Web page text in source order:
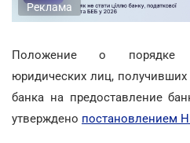
Реклама
Положение о порядке
юридических лиц,
банка на предоставление
утверждено постановлением